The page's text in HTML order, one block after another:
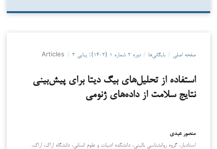
صفحه اصلی / بایگانی‌ها / دوره ۲ شماره ۱ (۱۴۰۳): پیاپی ۳ /
Articles
استفاده از تحلیل‌های بیگ دیتا برای پیش‌بینی
نتایج سلامت از داده‌های ژنومی
منصور عبدی
استادیار، گروه روانشناسی بالینی، دانشکده ادبیات و علوم انسانی، دانشگاه اراک، اراک،